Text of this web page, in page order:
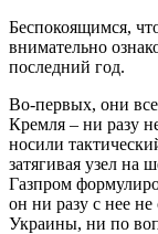
Беспокоящимся,
внимательно
последний год.
Во-первых, они
Кремля – ни разу
носили
затягивая узел на
Газпром
он ни разу с нее
Украины, ни по